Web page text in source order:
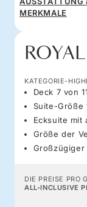
MERKMALE
KATEGORIE-
Deck 7 von
Suite-Größe
Ecksuite mit
Größe der
DIE PREISE PRO
ALL-INCLUSIVE